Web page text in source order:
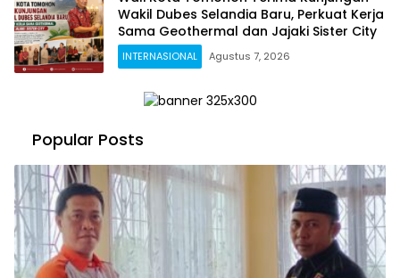
Wakil Dubes Selandia Baru, Perkuat Kerja
Sama Geothermal dan Jajaki Sister City
INTERNASIONAL Agustus 7, 2026
Popular Posts